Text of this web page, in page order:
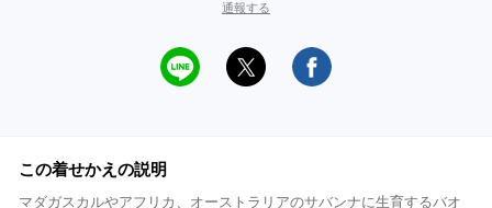
通報する
この着せかえの説明
マダガスカルやアフリカ、オーストラリアのサバンナに生育するバオ